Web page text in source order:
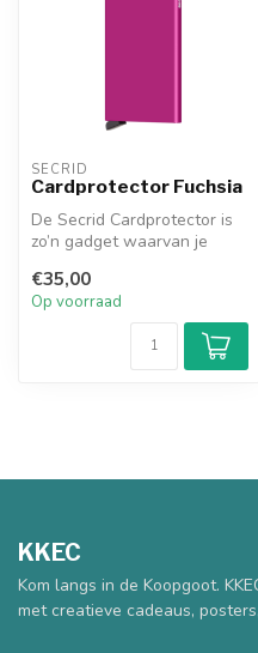
SECRID
Cardprotector Fuchsia
De Secrid Cardprotector is
zo’n gadget waarvan je
zonder ...
€35,00
Op voorraad
KKEC
Kom langs in de Koopgoot.
met creatieve cadeaus,